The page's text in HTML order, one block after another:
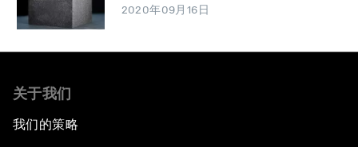
2020年09月16日
关于我们
我们的策略